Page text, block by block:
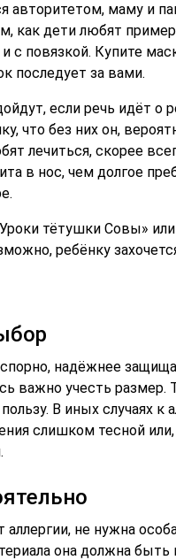
авторитетом, маму и
как дети любят
с повязкой. Купите
последует за вами.
если речь идёт о
что без них он,
лечиться, скорее
в нос, чем долгое
тётушки Совы»
ребёнку
надёжнее
важно учесть размер.
В иных случаях к
слишком тесной или,
не нужна
она должна